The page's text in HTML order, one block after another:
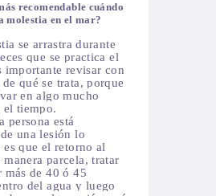
recomendable cuándo
molestia en el mar?
se arrastra durante
que se practica el
importante revisar con
qué se trata, porque
en algo mucho
el tiempo.
persona está
una lesión lo
que el retorno al
manera parcela, tratar
más de 40 ó 45
del agua y luego